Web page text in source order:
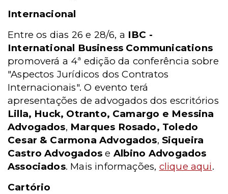
Internacional
Entre os dias 26 e 28/6, a IBC -
International Business Communications
promoverá a 4ª edição da conferência sobre
"Aspectos Jurídicos dos Contratos
Internacionais". O evento terá
apresentações de advogados dos escritórios
Lilla, Huck, Otranto, Camargo e Messina
Advogados, Marques Rosado, Toledo
Cesar & Carmona Advogados,Siqueira
Castro Advogados e Albino Advogados
Associados. Mais informações, clique aqui.
Cartório